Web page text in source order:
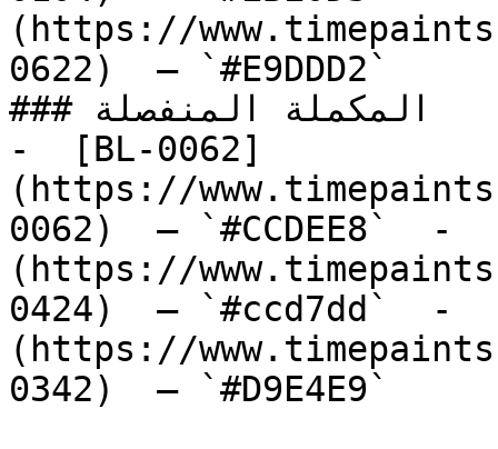
(https://
0622)  — `#E9DDD2`
### المكملة المنفصلة
-  [BL-0062]
(https://
0062)  — `#CCDEE8`  -
(https://
0424)  — `#ccd7dd`  -
(https://
0342)  — `#D9E4E9`